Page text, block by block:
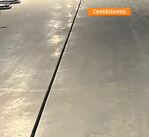
Contáctanos